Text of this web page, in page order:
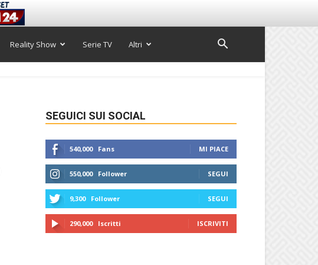
Reality Show Serie TV Altri
SEGUICI SUI SOCIAL
540,000 Fans MI PIACE
550,000 Follower SEGUI
9,300 Follower SEGUI
290,000 Iscritti ISCRIVITI